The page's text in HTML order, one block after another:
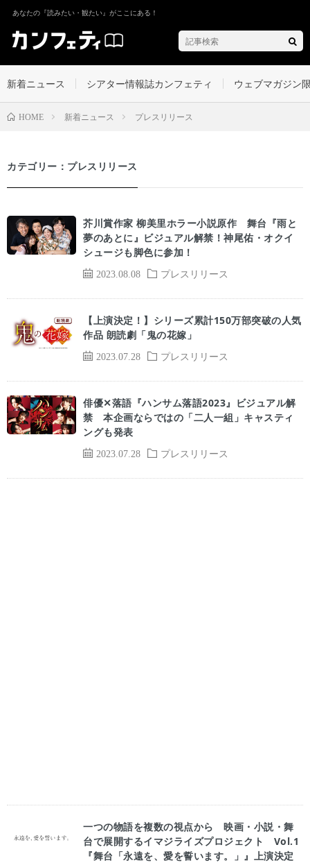
あなたの『読みたい・観たい』がここにある！
新着ニュース シアター情報誌カンフェティ ウェブマガジン
HOME 新着ニュース プレスリリース
カテゴリー：プレスリリース
2023.08.08 プレスリリース
芥川賞作家 柳美里ホラー小説原作 舞台『雨と
夢のあとに』ビジュアル解禁！神尾佑・オクイ
シュージも脚色に参加！
2023.07.28 プレスリリース
【上演決定！】シリーズ累計150万部突破の人気
作品 朗読劇「鬼の花嫁」
2023.07.28 プレスリリース
俳優✕落語『ハンサム落語2023』ビジュアル解
禁 本企画ならではの「二人一組」キャスティ
ングも発表
一つの物語を複数の視点から 映画・小説・舞
台で展開するイマジライズプロジェクト Vol.1
『舞台「永遠を、愛を誓います。」』上演決定